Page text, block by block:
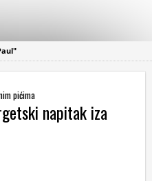
pićima
napitak iza